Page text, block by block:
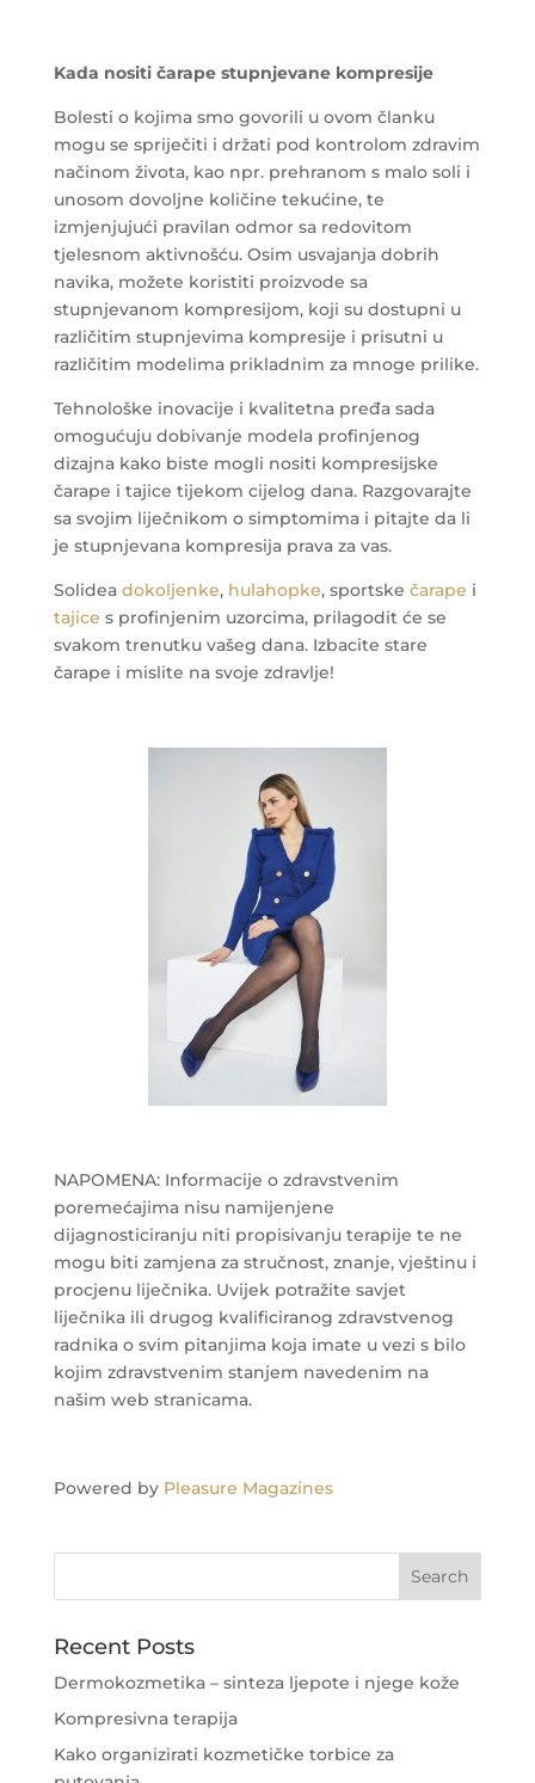
Kada nositi čarape stupnjevane kompresije
Bolesti o kojima smo govorili u ovom članku
mogu se spriječiti i držati pod kontrolom zdravim
načinom života, kao npr. prehranom s malo soli i
unosom dovoljne količine tekućine, te
izmjenjujući pravilan odmor sa redovitom
tjelesnom aktivnošću. Osim usvajanja dobrih
navika, možete koristiti proizvode sa
stupnjevanom kompresijom, koji su dostupni u
različitim stupnjevima kompresije i prisutni u
različitim modelima prikladnim za mnoge prilike.
Tehnološke inovacije i kvalitetna pređa sada
omogućuju dobivanje modela profinjenog
dizajna kako biste mogli nositi kompresijske
čarape i tajice tijekom cijelog dana. Razgovarajte
sa svojim liječnikom o simptomima i pitajte da li
je stupnjevana kompresija prava za vas.
Solidea dokoljenke, hulahopke, sportske čarape i
tajice s profinjenim uzorcima, prilagodit će se
svakom trenutku vašeg dana. Izbacite stare
čarape i mislite na svoje zdravlje!
NAPOMENA: Informacije o zdravstvenim
poremećajima nisu namijenjene
dijagnosticiranju niti propisivanju terapije te ne
mogu biti zamjena za stručnost, znanje, vještinu i
procjenu liječnika. Uvijek potražite savjet
liječnika ili drugog kvalificiranog zdravstvenog
radnika o svim pitanjima koja imate u vezi s bilo
kojim zdravstvenim stanjem navedenim na
našim web stranicama.
Powered by Pleasure Magazines
Recent Posts
Dermokozmetika – sinteza ljepote i njege kože
Kompresivna terapija
Kako organizirati kozmetičke torbice za